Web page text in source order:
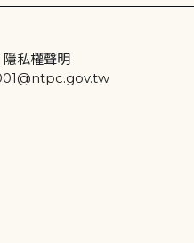
隱私權聲明